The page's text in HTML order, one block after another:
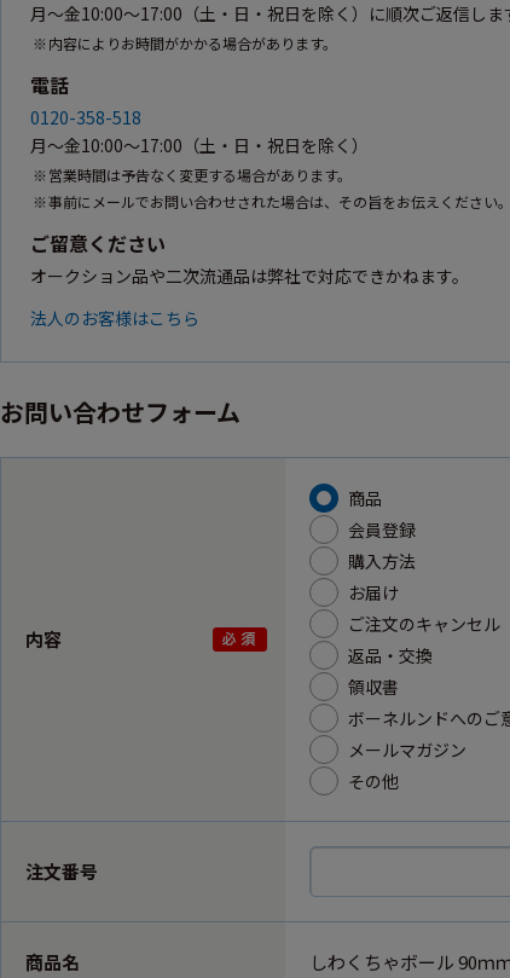
月〜金10:00〜17:00（土・日・祝日を除く）に順次ご返信しま
内容によりお時間がかかる場合があります。
電話
0120-358-518
月〜金10:00〜17:00（土・日・祝日を除く）
営業時間は予告なく変更する場合があります。
事前にメールでお問い合わせされた場合は、その旨をお伝えください。
ご留意ください
オークション品や二次流通品は弊社で対応できかねます。
法人のお客様はこちら
お問い合わせフォーム
内容
商品
会員登録
購入方法
お届け
ご注文のキャンセル
返品・交換
領収書
ボーネルンドへのご
メールマガジン
その他
注文番号
商品名 しわくちゃボール 90ｍ